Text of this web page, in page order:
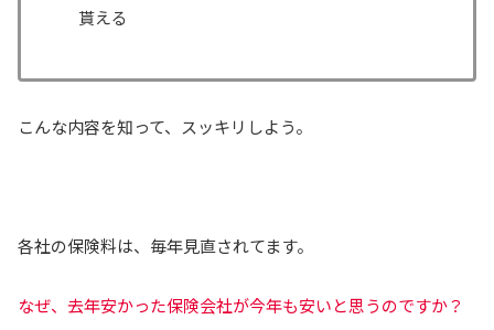
貰える
こんな内容を知って、スッキリしよう。
各社の保険料は、毎年見直されてます。
なぜ、去年安かった保険会社が今年も安いと思うのですか？